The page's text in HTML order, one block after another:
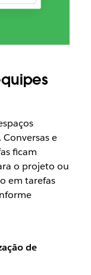
e
ficam
o projeto ou
em tarefas
de